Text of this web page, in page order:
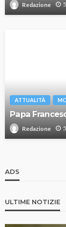
Redazione
ATTUALITÀ
Papa
Redazione
ADS
ULTIME NOTIZIE